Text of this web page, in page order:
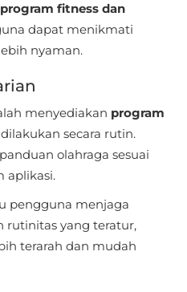
program fitness dan
dapat menikmati
nyaman.
menyediakan program
secara rutin.
olahraga sesuai
aplikasi.
pengguna menjaga
rutinitas yang teratur,
terarah dan mudah